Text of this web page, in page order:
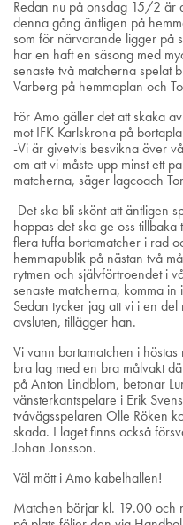
Redan nu på onsdag 15/2 är
denna gång äntligen på
som för närvarande ligger på
har en haft en säsong med
senaste två matcherna spelat
Varberg på hemmaplan och
För Amo gäller det att skaka
mot IFK Karlskrona på
-Vi är givetvis besvikna över
om att vi måste upp minst ett
matcherna, säger lagcoach
-Det ska bli skönt att äntligen
hoppas det ska ge oss
flera tuffa bortamatcher i rad
hemmapublik på nästan två
rytmen och självförtroendet i
senaste matcherna, komma
Sedan tycker jag att vi i en
avsluten, tillägger han.
Vi vann bortamatchen i
bra lag med en bra målvakt
på Anton Lindblom, betonar
vänsterkantspelare i Erik
tvåvägsspelaren Olle Röken
skada. I laget finns också
Johan Jonsson.
Väl mött i Amo kabelhallen!
Matchen börjar kl. 19.00 och